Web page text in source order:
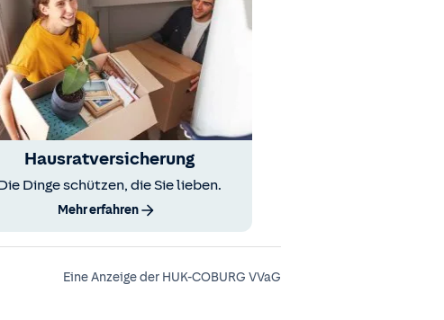
Hausratversicherung
Dinge schützen, die Sie lieben.
Mehr erfahren
Eine Anzeige der HUK-COBURG VVaG